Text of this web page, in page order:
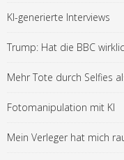
KI-generierte Interviews
Trump: Hat die BBC
Mehr Tote durch Selfies
Fotomanipulation mit KI
Mein Verleger hat mich